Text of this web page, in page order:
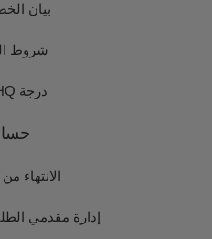
بيان
شروط
درجة VisaHQ
الانتهاء
إدارة مقدمي